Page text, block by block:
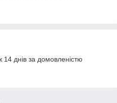
днів за домовленістю